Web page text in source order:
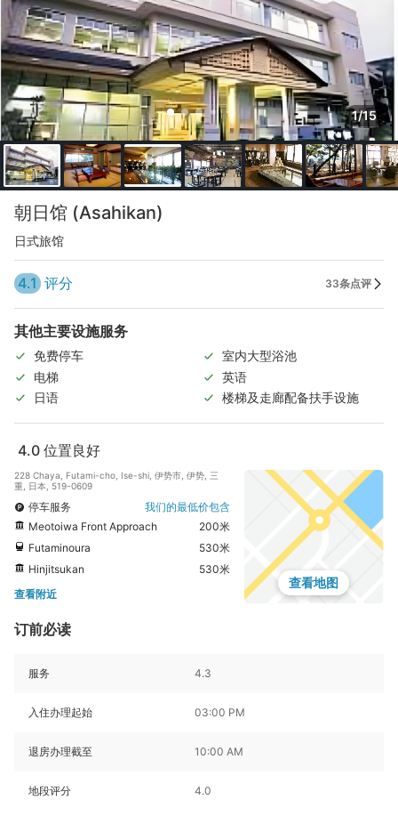
1/15
朝日馆 (Asahikan)
日式旅馆
4.1 评分 33条点评
其他主要设施服务
免费停车
室内大型浴池
电梯
英语
日语
楼梯及走廊配备扶手设施
4.0 位置良好
228 Chaya, Futami-cho, Ise-shi, 伊势市, 伊势, 三
重, 日本, 519-0609
停车服务
我们的最低价包含
Meotoiwa Front Approach
200米
Futaminoura
530米
Hinjitsukan
530米
查看附近
查看地图
订前必读
服务 4.3
入住办理起始 03:00 PM
退房办理截至 10:00 AM
地段评分 4.0